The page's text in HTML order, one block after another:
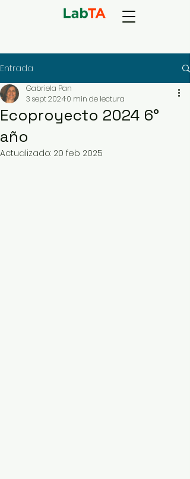
Entrada
Ecoproyecto 2024 6°
año
Gabriela Pan
3 sept 20240 min de lectura
Actualizado: 20 feb 2025